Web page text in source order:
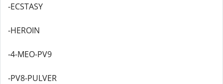
-ECSTASY
-HEROIN
-4-MEO-PV9
-PV8-PULVER